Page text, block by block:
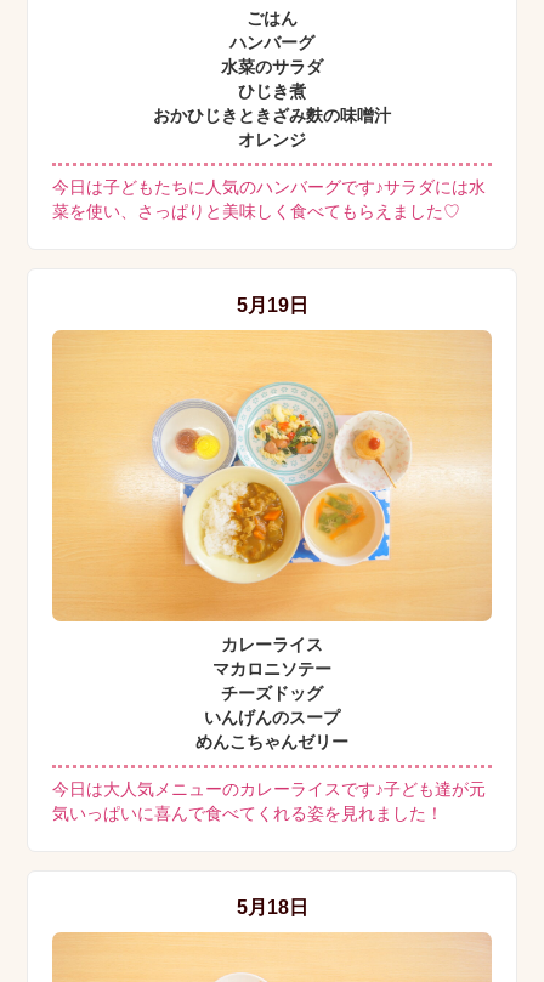
ごはん
ハンバーグ
水菜のサラダ
ひじき煮
おかひじきときざみ麩の味噌汁
オレンジ
今日は子どもたちに人気のハンバーグです♪サラダには水
菜を使い、さっぱりと美味しく食べてもらえました♡
5月19日
カレーライス
マカロニソテー
チーズドッグ
いんげんのスープ
めんこちゃんゼリー
今日は大人気メニューのカレーライスです♪子ども達が元
気いっぱいに喜んで食べてくれる姿を見れました！
5月18日